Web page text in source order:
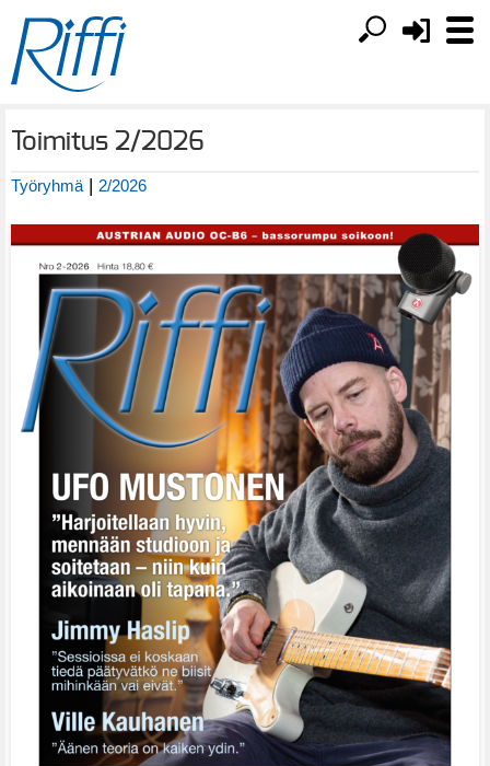
Toimitus 2/2026
Työryhmä| 2/2026